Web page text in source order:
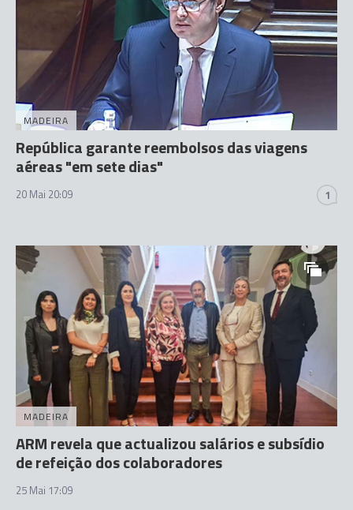
MADEIRA
República garante reembolsos das viagens
aéreas "em sete dias"
20 Mai 20:09 1
MADEIRA
ARM revela que actualizou salários e subsídio
de refeição dos colaboradores
25 Mai 17:09